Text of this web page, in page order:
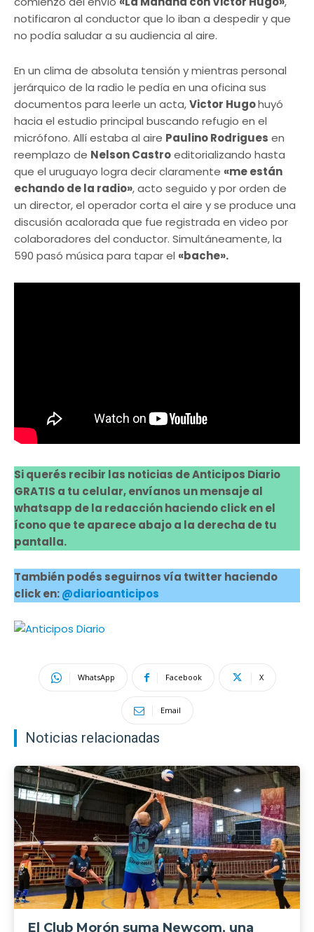
notificaron al conductor que lo iban a despedir y que
no podía saludar a su audiencia al aire.
En un clima de absoluta tensión y mientras personal
jerárquico de la radio le pedía en una oficina sus
documentos para leerle un acta,Victor Hugohuyó
hacia el estudio principal buscando refugio en el
micrófono. Allí estaba al aire Paulino Rodrigues en
reemplazo de Nelson Castroeditorializando hasta
que el uruguayo logra decir claramente «me están
echando de la radio», acto seguido y por orden de
un director, el operador corta el aire y se produce una
discusión acalorada que fue registrada en video por
colaboradores del conductor. Simultáneamente, la
590 pasó música para tapar el «bache».
Si querés recibir las noticias de Anticipos Diario
GRATIS a tu celular, envíanos un mensaje al
whatsapp de la redacción haciendo click en el
ícono que te aparece abajo a la derecha de tu
pantalla.
También podés seguirnos vía twitter haciendo
click en:@diarioanticipos
WhatsApp Facebook X
Email
Noticias relacionadas
El Club Morón suma Newcom, una